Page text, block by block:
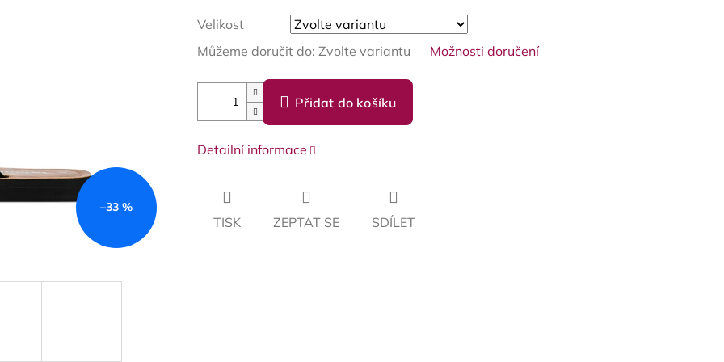
–33 %
Velikost
Můžeme doručit do: Zvolte variantu Možnosti doručení
Přidat do košíku
Detailní informace
TISK ZEPTAT SE SDÍLET